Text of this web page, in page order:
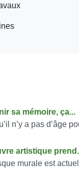
sa mémoire, ça...
n’y a pas d’âge
artistique
murale est